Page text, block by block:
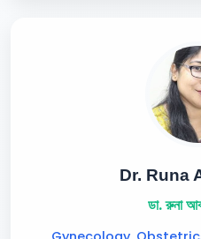
Dr. Runa
ডা. রুনা